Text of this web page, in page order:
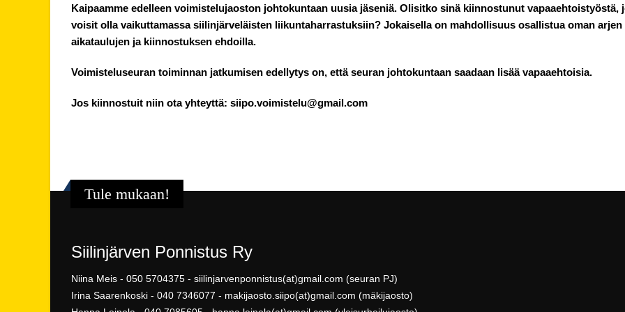
Kaipaamme edelleen voimistelujaoston johtokuntaan uusia jäseniä. Olisitko sinä kiinnostunut vapaaehtoistyöstä,
voisit olla vaikuttamassa siilinjärveläisten liikuntaharrastuksiin? Jokaisella on mahdollisuus osallistua oman arjen
aikataulujen ja kiinnostuksen ehdoilla.
Voimisteluseuran toiminnan jatkumisen edellytys on, että seuran johtokuntaan saadaan lisää vapaaehtoisia.
Jos kiinnostuit niin ota yhteyttä: siipo.voimistelu@gmail.com
Tule mukaan!
Siilinjärven Ponnistus Ry
Niina Meis - 050 5704375 - siilinjarvenponnistus(at)gmail.com (seuran PJ)
Irina Saarenkoski - 040 7346077 - makijaosto.siipo(at)gmail.com (mäkijaosto)